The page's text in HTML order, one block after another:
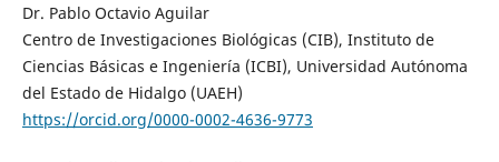
Dr. Pablo Octavio Aguilar
Centro de Investigaciones Biológicas (CIB), Instituto de
Ciencias Básicas e Ingeniería (ICBI), Universidad Autónoma
del Estado de Hidalgo (UAEH)
https://orcid.org/0000-0002-4636-9773